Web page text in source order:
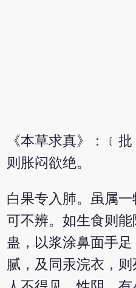
《本草求真》：﹝
则胀闷欲绝。
白果专入肺。虽属
可不辨。如生食则
蛊，以浆涂鼻面手
腻，及同汞浣衣，则